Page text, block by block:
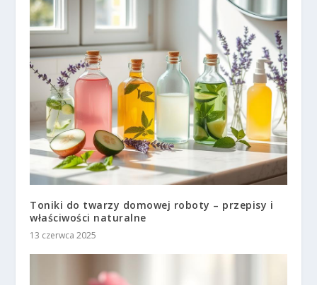
Toniki do twarzy domowej roboty – przepisy i
właściwości naturalne
13 czerwca 2025